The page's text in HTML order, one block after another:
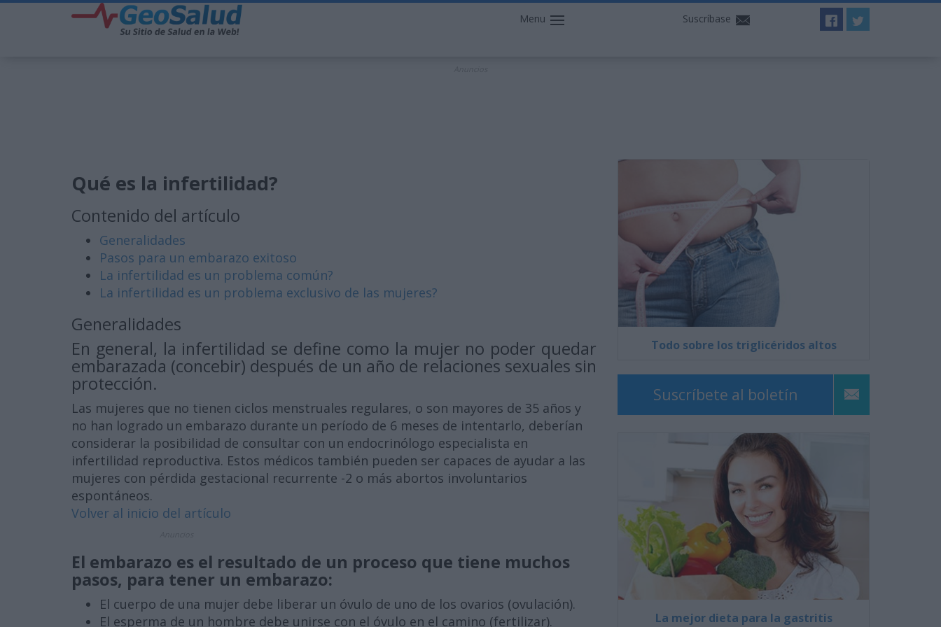
Menu Suscríbase
Qué es la infertilidad?
Contenido del artículo
Generalidades
Pasos para un embarazo exitoso
La infertilidad es un problema común?
La infertilidad es un problema exclusivo de las mujeres?
Generalidades
En general, la infertilidad se define como la mujer no poder quedar
embarazada (concebir) después de un año de relaciones sexuales sin
protección.
Las mujeres que no tienen ciclos menstruales regulares, o son mayores de 35 años y
no han logrado un embarazo durante un período de 6 meses de intentarlo, deberían
considerar la posibilidad de consultar con un endocrinólogo especialista en
infertilidad reproductiva. Estos médicos también pueden ser capaces de ayudar a las
mujeres con pérdida gestacional recurrente -2 o más abortos involuntarios
espontáneos.
Volver al inicio del artículo
El embarazo es el resultado de un proceso que tiene muchos
pasos, para tener un embarazo:
El cuerpo de una mujer debe liberar un óvulo de uno de los ovarios (ovulación).
El esperma de un hombre debe unirse con el óvulo en el camino (fertilizar).
Todo sobre los triglicéridos altos
Suscríbete al boletín
La mejor dieta para la gastritis